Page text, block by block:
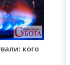
кого